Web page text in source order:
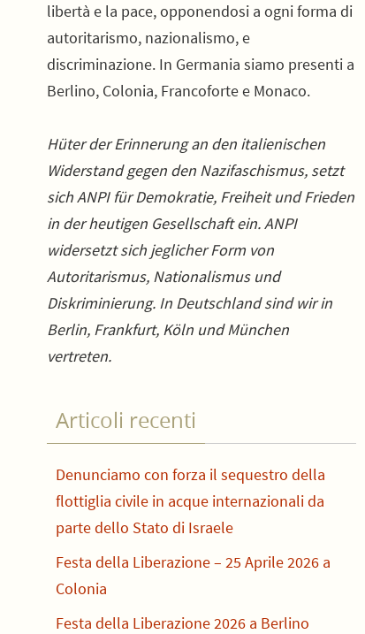
libertà e la pace, opponendosi a ogni forma di
autoritarismo, nazionalismo, e
discriminazione. In Germania siamo presenti a
Berlino, Colonia, Francoforte e Monaco.
Hüter der Erinnerung an den italienischen
Widerstand gegen den Nazifaschismus, setzt
sich ANPI für Demokratie, Freiheit und Frieden
in der heutigen Gesellschaft ein. ANPI
widersetzt sich jeglicher Form von
Autoritarismus, Nationalismus und
Diskriminierung. In Deutschland sind wir in
Berlin, Frankfurt, Köln und München
vertreten.
Articoli recenti
Denunciamo con forza il sequestro della
flottiglia civile in acque internazionali da
parte dello Stato di Israele
Festa della Liberazione – 25 Aprile 2026 a
Colonia
Festa della Liberazione 2026 a Berlino